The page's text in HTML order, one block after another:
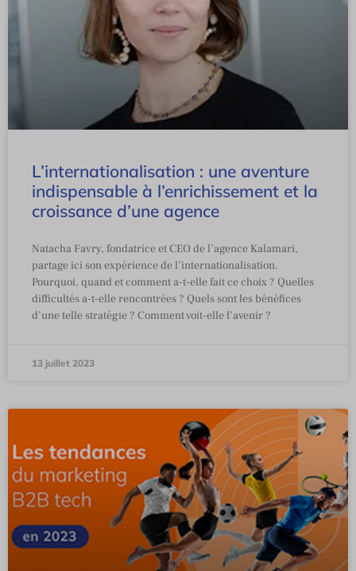
L’internationalisation : une aventure
indispensable à l’enrichissement et la
croissance d’une agence
Natacha Favry, fondatrice et CEO de l’agence Kalamari,
partage ici son expérience de l’internationalisation.
Pourquoi, quand et comment a-t-elle fait ce choix ? Quelles
difficultés a-t-elle rencontrées ? Quels sont les bénéfices
d’une telle stratégie ? Comment voit-elle l’avenir ?
13 juillet 2023